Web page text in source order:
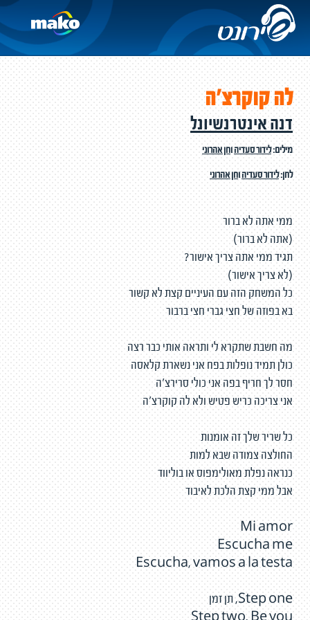
לה קוקרצ'ה
דנה אינטרנשיונל
מילים:לידור סעדיהוחן אהרוני
לחן:לידור סעדיהוחן אהרוני
ממי אתה לא ברור
(אתה לא ברור)
תגיד ממי אתה צריך אישור?
(לא צריך אישור)
כל המשחק הזה עם העיניים קצת לא קשור
בא בפוזה של חצי גברי חצי ברבור
מה חשבת שתקרא לי ותראה אותי כבר רצה
כולן תמיד נופלות בפח אני נשארת קלאסה
חסר לך חריף בפה אני כולי סרירצ'ה
אני צריכה כריש פטיש ולא לה קוקרצ'ה
כל שריר שלך זה אומנות
החולצה צמודה שבא למות
כנראה נפלת מאולימפוס או בוליווד
אבל ממי קצת הלכת לאיבוד
Mi amor
Escucha me
Escucha, vamos a la testa
Step one, תן זמן